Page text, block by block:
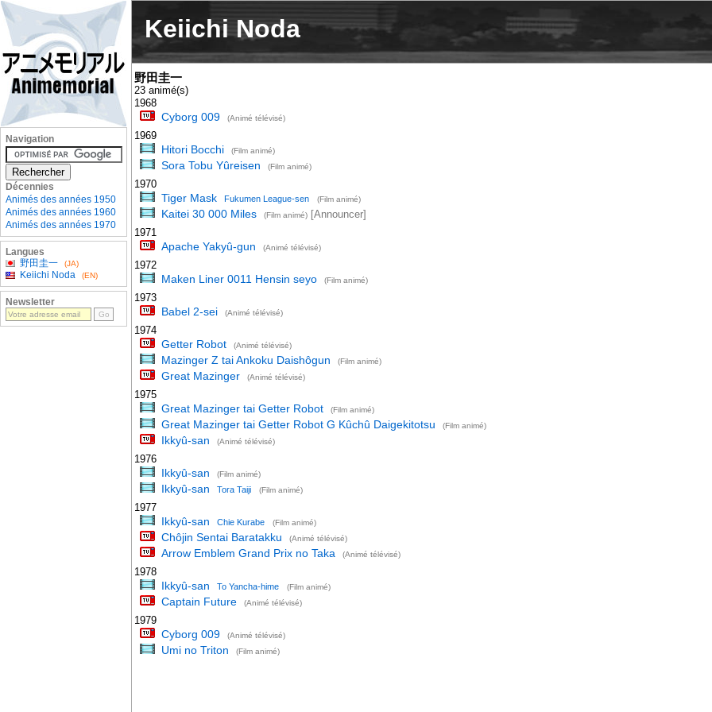
Keiichi Noda
野田圭一
23 animé(s)
1968
Cyborg 009 (Animé télévisé)
1969
Hitori Bocchi (Film animé)
Sora Tobu Yûreisen (Film animé)
1970
Tiger Mask Fukumen League-sen (Film animé)
Kaitei 30 000 Miles (Film animé)[Announcer]
1971
Apache Yakyû-gun (Animé télévisé)
1972
Maken Liner 0011 Hensin seyo (Film animé)
1973
Babel 2-sei (Animé télévisé)
1974
Getter Robot (Animé télévisé)
Mazinger Z tai Ankoku Daishôgun (Film animé)
Great Mazinger (Animé télévisé)
1975
Great Mazinger tai Getter Robot (Film animé)
Great Mazinger tai Getter Robot G Kûchû Daigekitotsu (Film animé)
Ikkyû-san (Animé télévisé)
1976
Ikkyû-san (Film animé)
Ikkyû-san Tora Taiji (Film animé)
1977
Ikkyû-san Chie Kurabe (Film animé)
Chôjin Sentai Baratakku (Animé télévisé)
Arrow Emblem Grand Prix no Taka (Animé télévisé)
1978
Ikkyû-san To Yancha-hime (Film animé)
Captain Future (Animé télévisé)
1979
Cyborg 009 (Animé télévisé)
Umi no Triton (Film animé)
Navigation
Décennies
Animés des années 1950
Animés des années 1960
Animés des années 1970
Langues
野田圭一
(JA)
Keiichi Noda (EN)
Newsletter